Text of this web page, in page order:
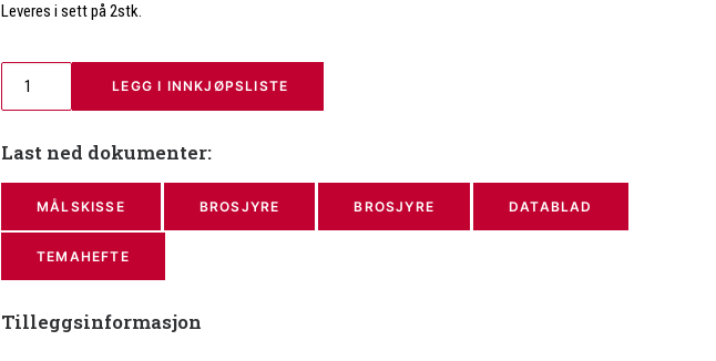
Leveres i sett på 2stk.
LEGG I INNKJØPSLISTE
Last ned dokumenter:
MÅLSKISSE BROSJYRE BROSJYRE DATABLAD
TEMAHEFTE
Tilleggsinformasjon